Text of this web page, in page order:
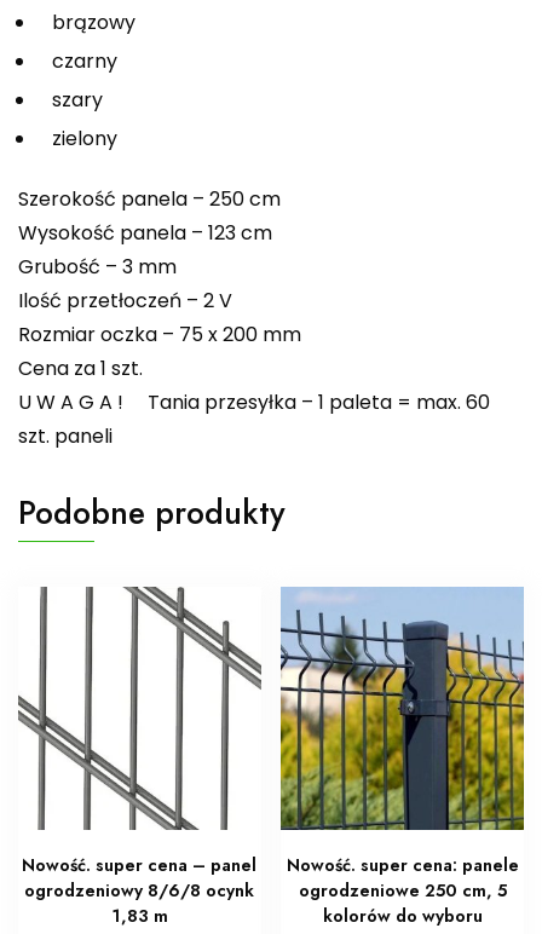
brązowy
czarny
szary
zielony
Szerokość panela – 250 cm
Wysokość panela – 123 cm
Grubość – 3 mm
Ilość przetłoczeń – 2 V
Rozmiar oczka – 75 x 200 mm
Cena za 1 szt.
U W A G A ! Tania przesyłka – 1 paleta = max. 60
szt. paneli
Podobne produkty
Nowość. super cena – panel
ogrodzeniowy 8/6/8 ocynk
1,83 m
Nowość. super cena: panele
ogrodzeniowe 250 cm, 5
kolorów do wyboru